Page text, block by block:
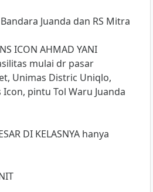
Juanda dan RS Mitra
ICON AHMAD YANI
mulai dr pasar
Unimas Distric Uniqlo,
pintu Tol Waru Juanda
DI KELASNYA hanya